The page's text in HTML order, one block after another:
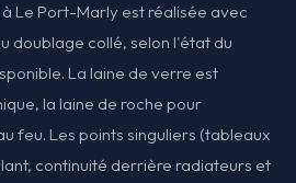
Le Port-Marly est réalisée avec
doublage collé, selon l'état du
La laine de verre est
la laine de roche pour
feu. Les points singuliers (tableaux
continuité derrière radiateurs et